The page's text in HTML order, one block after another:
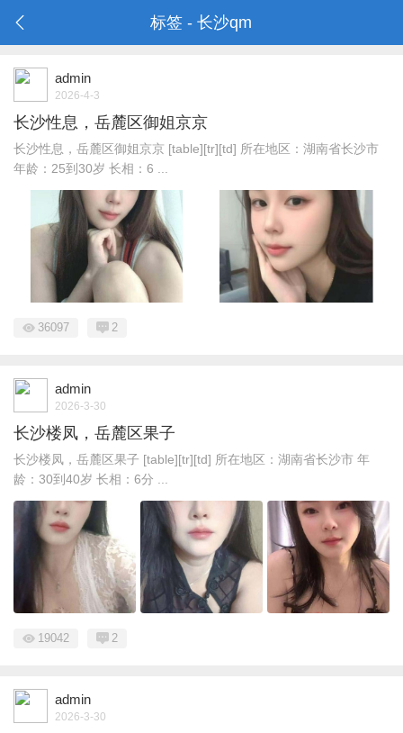
标签 - 长沙qm
admin
2026-4-3
长沙性息，岳麓区御姐京京
长沙性息，岳麓区御姐京京 [table][tr][td] 所在地区：湖南省长沙市
年龄：25到30岁 长相：6 ...
36097 2
admin
2026-3-30
长沙楼凤，岳麓区果子
长沙楼凤，岳麓区果子 [table][tr][td] 所在地区：湖南省长沙市 年
龄：30到40岁 长相：6分 ...
19042 2
admin
2026-3-30